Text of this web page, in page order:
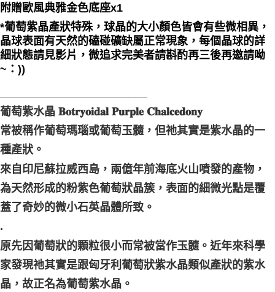
附贈歐風典雅金色底座x1
*葡萄紫晶產狀特殊，球晶的大小顏色皆會有些微相異，
晶球表面有天然的磕碰礦缺屬正常現象，每個晶球的詳
細狀態請見影片，微追求完美者請斟酌再三後再邀請呦
~：))
葡萄紫水晶 𝐁𝐨𝐭𝐫𝐲𝐨𝐢𝐝𝐚𝐥 𝐏𝐮𝐫𝐩𝐥𝐞 𝐂𝐡𝐚𝐥𝐜𝐞𝐝𝐨𝐧𝐲
常被稱作葡萄瑪瑙或葡萄玉髓，但祂其實是紫水晶的一
種產狀。
來自印尼蘇拉威西島，兩億年前海底火山噴發的產物，
為天然形成的粉紫色葡萄狀晶簇，表面的細微光點是覆
蓋了奇妙的微小石英晶體所致。
.
原先因葡萄狀的顆粒很小而常被當作玉髓。近年來科學
家發現祂其實是跟匈牙利葡萄狀紫水晶類似產狀的紫水
晶，故正名為葡萄紫水晶。